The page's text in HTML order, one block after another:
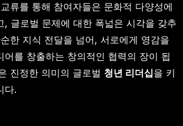
류를 통해 참여자들은 문화적 다양성에
, 글로벌 문제에 대한 폭넓은 시각을 갖추
한 지식 전달을 넘어, 서로에게 영감을
어를 창출하는 창의적인 협력의 장이 됩
진정한 의미의 글로벌 청년 리더십을 키
다.